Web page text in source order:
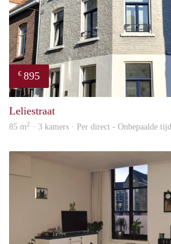
€ 895
Leliestraat
85 m2 · 3 kamers · Per direct - Onbepaalde tijd